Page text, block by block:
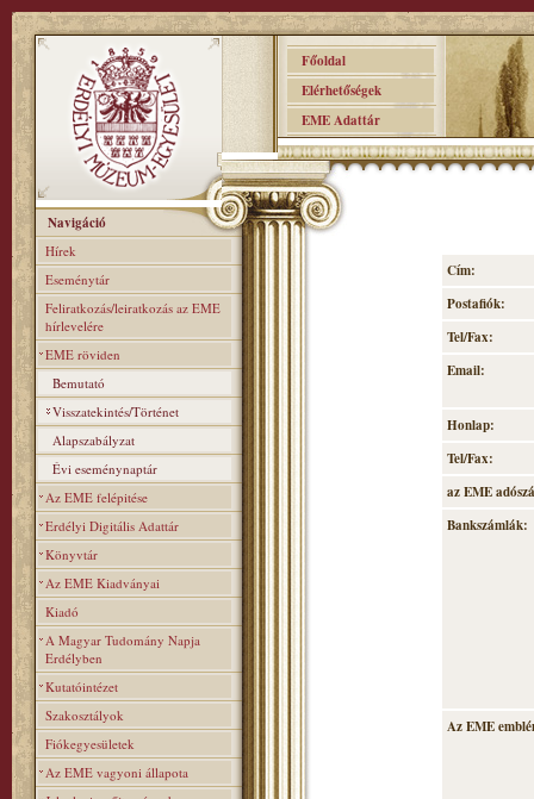
Főoldal
Elérhetőségek
EME Adattár
Navigáció
Hírek
Eseménytár
Feliratkozás/leiratkozás az EME
hírlevelére
EME röviden
Bemutató
Visszatekintés/Történet
Alapszabályzat
Évi eseménynaptár
Az EME felépitése
Erdélyi Digitális Adattár
Könyvtár
Az EME Kiadványai
Kiadó
A Magyar Tudomány Napja
Erdélyben
Kutatóintézet
Szakosztályok
Fiókegyesületek
Az EME vagyoni állapota
Cím:
Postafiók:
Tel/Fax:
Email:
Honlap:
Tel/Fax:
az EME
Bankszámlák:
Az EME